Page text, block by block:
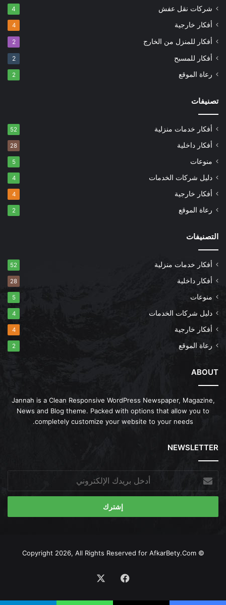
شركات نقل عفش 4
أفكار خارجية 4
أفكار للمنزل من الخارج 2
أفكار للمسبح 2
رعاة الموقع 2
تصنيفات
أفكار خدمات منزلية 52
أفكار داخلية 28
منوعات 5
دليل شركات الخدمات 4
أفكار خارجية 4
رعاة الموقع 2
التصنيفات
أفكار خدمات منزلية 52
أفكار داخلية 28
منوعات 5
دليل شركات الخدمات 4
أفكار خارجية 4
رعاة الموقع 2
ABOUT
Jannah is a Clean Responsive WordPress Newspaper, Magazine,
News and Blog theme. Packed with options that allow you to
completely customize your website to your needs.
NEWSLETTER
بريدك
الإلكتروني
© Copyright 2026, All Rights Reserved for
AfkarBety.Com
فيسبوك